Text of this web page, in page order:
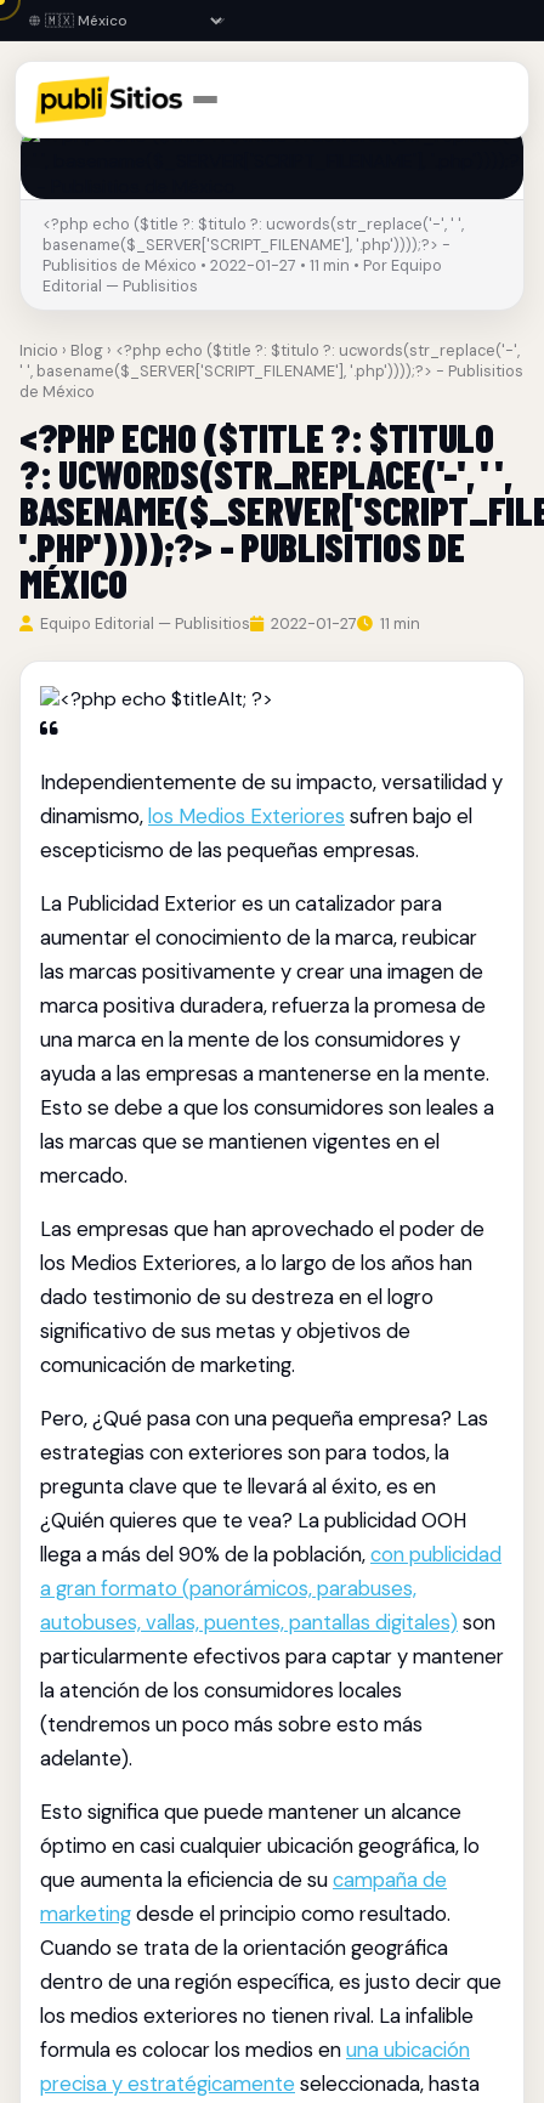
<?php echo ($title ?: $titulo ?: ucwords(str_replace('-', ' ',
basename($_SERVER['SCRIPT_FILENAME'], '.php'))));?> -
Publisitios de México • 2022-01-27 • 11 min • Por Equipo
Editorial — Publisitios
Inicio › Blog › <?php echo ($title ?: $titulo ?: ucwords(str_replace('-',
' ', basename($_SERVER['SCRIPT_FILENAME'], '.php'))));?> - Publisitios
de México
<?PHP ECHO ($TITLE ?: $TITULO
?: UCWORDS(STR_REPLACE('-', ' ',
'.PHP'))));?> - PUBLISITIOS DE
MÉXICO
Equipo Editorial — Publisitios 2022-01-27 11 min
Independientemente de su impacto, versatilidad y
dinamismo,los Medios Exteriores sufren bajo el
escepticismo de las pequeñas empresas.
La Publicidad Exterior es un catalizador para
aumentar el conocimiento de la marca, reubicar
las marcas positivamente y crear una imagen de
marca positiva duradera, refuerza la promesa de
una marca en la mente de los consumidores y
ayuda a las empresas a mantenerse en la mente.
Esto se debe a que los consumidores son leales a
las marcas que se mantienen vigentes en el
mercado.
Las empresas que han aprovechado el poder de
los Medios Exteriores, a lo largo de los años han
dado testimonio de su destreza en el logro
significativo de sus metas y objetivos de
comunicación de marketing.
Pero, ¿Qué pasa con una pequeña empresa? Las
estrategias con exteriores son para todos, la
pregunta clave que te llevará al éxito, es en
¿Quién quieres que te vea? La publicidad OOH
llega a más del 90% de la población,con publicidad
a gran formato (panorámicos, parabuses,
autobuses, vallas, puentes, pantallas digitales) son
particularmente efectivos para captar y mantener
la atención de los consumidores locales
(tendremos un poco más sobre esto más
adelante).
Esto significa que puede mantener un alcance
óptimo en casi cualquier ubicación geográfica, lo
que aumenta la eficiencia de sucampaña de
marketingdesde el principio como resultado.
Cuando se trata de la orientación geográfica
dentro de una región específica, es justo decir que
los medios exteriores no tienen rival. La infalible
formula es colocar los medios enuna ubicación
precisa y estratégicamente seleccionada, hasta